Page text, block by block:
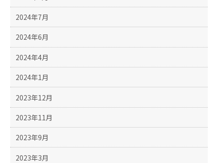
2024年7月
2024年6月
2024年4月
2024年1月
2023年12月
2023年11月
2023年9月
2023年3月